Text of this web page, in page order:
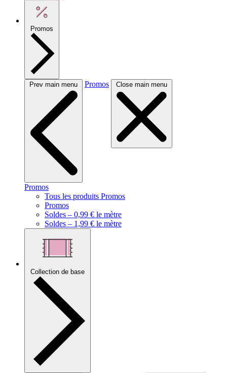
Promos
Prev main menu Promos Close main menu
Promos
Tous les produits Promos
Promos
Soldes – 0,99 € le mètre
Soldes – 1,99 € le mètre
Collection de base